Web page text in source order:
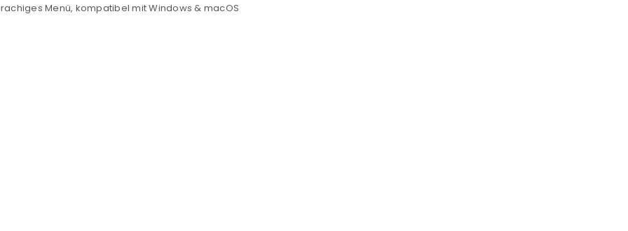
Menü, kompatibel mit Windows & macOS